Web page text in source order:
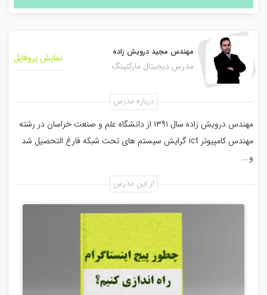
مهندس مجید درویش زاده
مدرس دیجیتال مارکتینگ
نمایش پروفایل
درباره مدرس
مهندس درویش زاده سال ۱۳۹۱ از دانشگاه علم و صنعت خراسان در رشته
مهندس کامپیوتر ict گرایش سیستم های تحت شبکه فارغ التحصیل شد
و...
از این مدرس